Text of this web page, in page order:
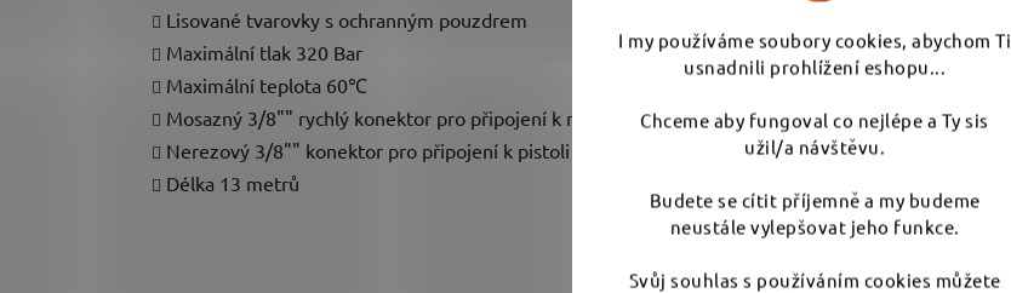
I my používáme soubory cookies, abychom Ti
usnadnili prohlížení eshopu...
Chceme aby fungoval co nejlépe a Ty sis
užil/a návštěvu.
Budete se cítit příjemně a my budeme
neustále vylepšovat jeho funkce.
Svůj souhlas s používáním cookies můžete
Lisované tvarovky s ochranným pouzdrem
Maximální tlak 320 Bar
Maximální teplota 60℃
Mosazný 3/8"" rychlý konektor pro připojení k myčce
Nerezový 3/8"" konektor pro připojení k pistoli
Délka 13 metrů